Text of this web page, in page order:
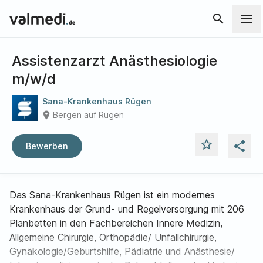
search
Assistenzarzt Anästhesiologie
m/w/d
Sana-Krankenhaus Rügen
place Bergen auf Rügen
Bewerben star_outline share
Das Sana-Krankenhaus Rügen ist ein modernes
Krankenhaus der Grund- und Regelversorgung mit 206
Planbetten in den Fachbereichen Innere Medizin,
Allgemeine Chirurgie, Orthopädie/ Unfallchirurgie,
Gynäkologie/Geburtshilfe, Pädiatrie und Anästhesie/